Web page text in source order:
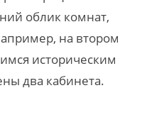
облик комнат,
на втором
историческим
два кабинета.